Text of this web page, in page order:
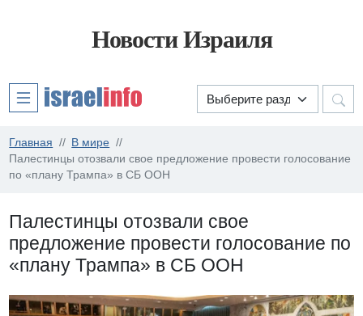
Новости Израиля
Главная
В мире
Палестинцы отозвали свое предложение провести голосование
по «плану Трампа» в СБ ООН
Палестинцы отозвали свое
предложение провести голосование по
«плану Трампа» в СБ ООН